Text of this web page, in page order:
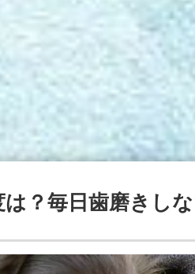
？毎日歯磨きし